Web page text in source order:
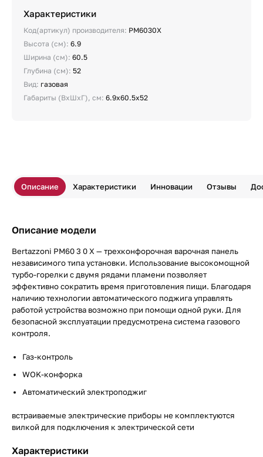
Характеристики
Код(артикул) производителя: PM6030X
Высота (см): 6.9
Ширина (см): 60.5
Глубина (см): 52
Вид: газовая
Габариты (ВхШхГ), см: 6.9x60.5x52
Описание Характеристики Инновации Отзывы
Описание модели
Bertazzoni PM60 3 0 X — трехконфорочная варочная панель
независимого типа установки. Использование высокомощной
турбо-горелки с двумя рядами пламени позволяет
эффективно сократить время приготовления пищи. Благодаря
наличию технологии автоматического поджига управлять
работой устройства возможно при помощи одной руки. Для
безопасной эксплуатации предусмотрена система газового
контроля.
Газ-контроль
WOK-конфорка
Автоматический электроподжиг
встраиваемые электрические приборы не комплектуются
вилкой для подключения к электрической сети
Характеристики